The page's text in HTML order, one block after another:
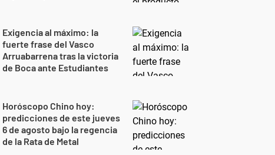
Exigencia al máximo: la
fuerte frase del Vasco
Arruabarrena tras la victoria
de Boca ante Estudiantes
Horóscopo Chino hoy:
predicciones de este jueves
6 de agosto bajo la regencia
de la Rata de Metal